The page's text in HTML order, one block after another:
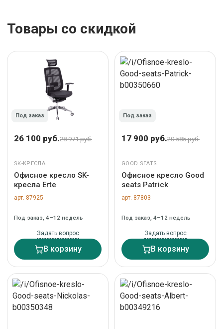
Товары со скидкой
Под заказ
26 100 руб.28 971 руб.
SK-КРЕСЛА
Офисное кресло SK-
кресла Erte
арт. 87925
Под заказ, 4–12 недель
Задать вопрос
В корзину
Под заказ
17 900 руб.20 585 руб.
GOOD SEATS
Офисное кресло Good
seats Patrick
арт. 87803
Под заказ, 4–12 недель
Задать вопрос
В корзину